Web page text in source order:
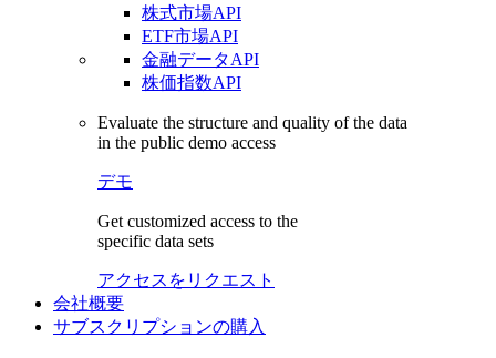
株式市場API
ETF市場API
金融データAPI
株価指数API
Evaluate the structure and quality of the data
in the public demo access
デモ
Get customized access to the
specific data sets
アクセスをリクエスト
会社概要
サブスクリプションの購入